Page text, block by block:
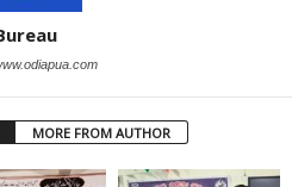
MORE FROM AUTHOR